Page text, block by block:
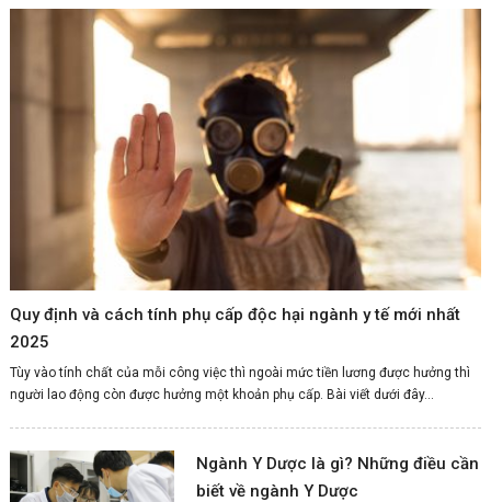
Quy định và cách tính phụ cấp độc hại ngành y tế mới nhất
2025
Tùy vào tính chất của mỗi công việc thì ngoài mức tiền lương được hưởng thì
người lao động còn được hưởng một khoản phụ cấp. Bài viết dưới đây...
Ngành Y Dược là gì? Những điều cần
biết về ngành Y Dược